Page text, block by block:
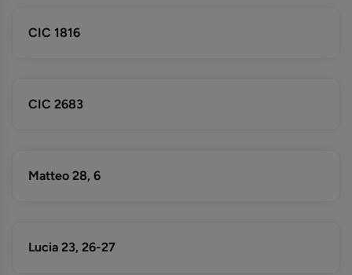
CIC 1816
CIC 2683
Matteo 28, 6
Lucia 23, 26-27